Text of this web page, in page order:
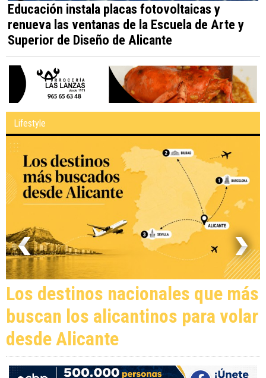
Educación instala placas fotovoltaicas y
renueva las ventanas de la Escuela de Arte y
Superior de Diseño de Alicante
Lifestyle
Los destinos nacionales que más
buscan los alicantinos para volar
desde Alicante